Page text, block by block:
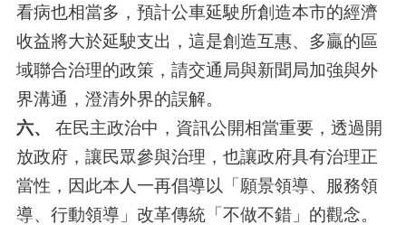
看病也相當多，預計公車延駛所創造本市的經濟
收益將大於延駛支出，這是創造互惠、多贏的區
域聯合治理的政策，請交通局與新聞局加強與外
界溝通，澄清外界的誤解。
六、
在民主政治中，資訊公開相當重要，透過開
放政府，讓民眾參與治理，也讓政府具有治理正
當性，因此本人一再倡導以「願景領導、服務領
導、行動領導」改革傳統「不做不錯」的觀念。